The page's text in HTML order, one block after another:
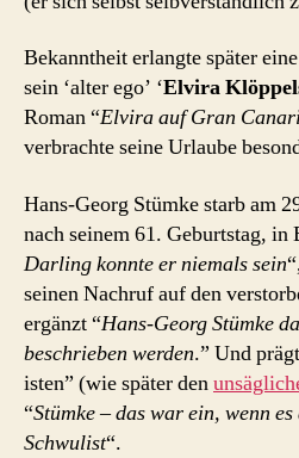
Bekanntheit erlangte später
sein ‘alter ego’ ‘Elvira
Roman “Elvira auf Gran
verbrachte seine Urlaube
Hans-Georg Stümke starb am
nach seinem 61. Geburtstag, in
Darling konnte er niemals sein
seinen Nachruf auf den
ergänzt “Hans-Georg Stümke
beschrieben werden.” Und
isten” (wie später den
“Stümke – das war ein, wenn
Schwulist“.